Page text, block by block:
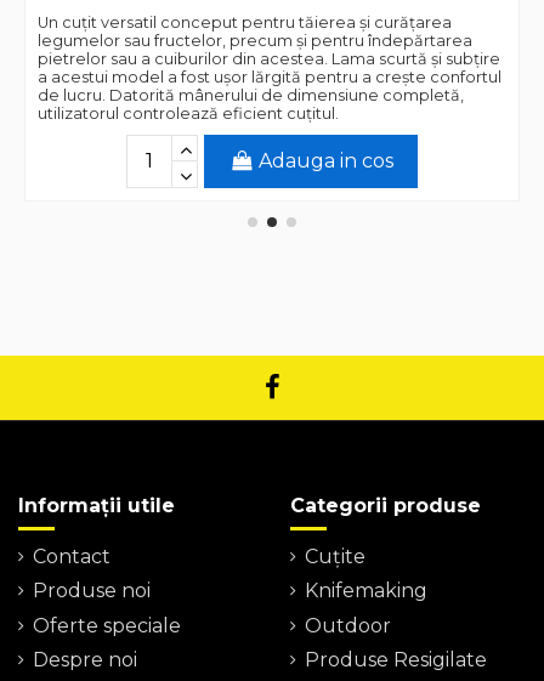
Un cuțit versatil conceput pentru tăierea și curățarea
legumelor sau fructelor, precum și pentru îndepărtarea
pietrelor sau a cuiburilor din acestea. Lama scurtă și subțire
a acestui model a fost ușor lărgită pentru a crește confortul
de lucru. Datorită mânerului de dimensiune completă,
utilizatorul controlează eficient cuțitul.
Adauga in cos
Informații utile
Contact
Produse noi
Oferte speciale
Despre noi
Categorii produse
Cuțite
Knifemaking
Outdoor
Produse Resigilate